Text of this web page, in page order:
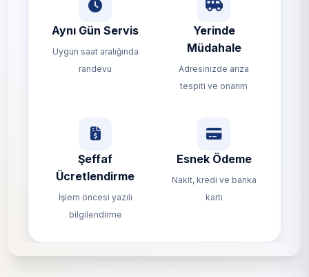
Aynı Gün Servis
Uygun saat aralığında
randevu
Yerinde
Müdahale
Adresinizde arıza
tespiti ve onarım
Şeffaf
Ücretlendirme
İşlem öncesi yazılı
bilgilendirme
Esnek Ödeme
Nakit, kredi ve banka
kartı